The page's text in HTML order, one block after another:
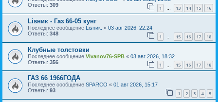
Ответы: 309 1 … 13 14 15 16
Lisник - Газ 66-05 кунг
Последнее сообщение Lisник. « 03 авг 2026, 22:24
Ответы: 348 1 15 16 17 18
Клубные толстовки
Последнее сообщение Vivanov76-SPB « 03 авг 2026, 18:32
Ответы: 356 1 15 16 17 18
ГАЗ 66 1966ГОДА
Последнее сообщение SPARCO « 01 авг 2026, 15:17
Ответы: 93 1 2 3 4 5